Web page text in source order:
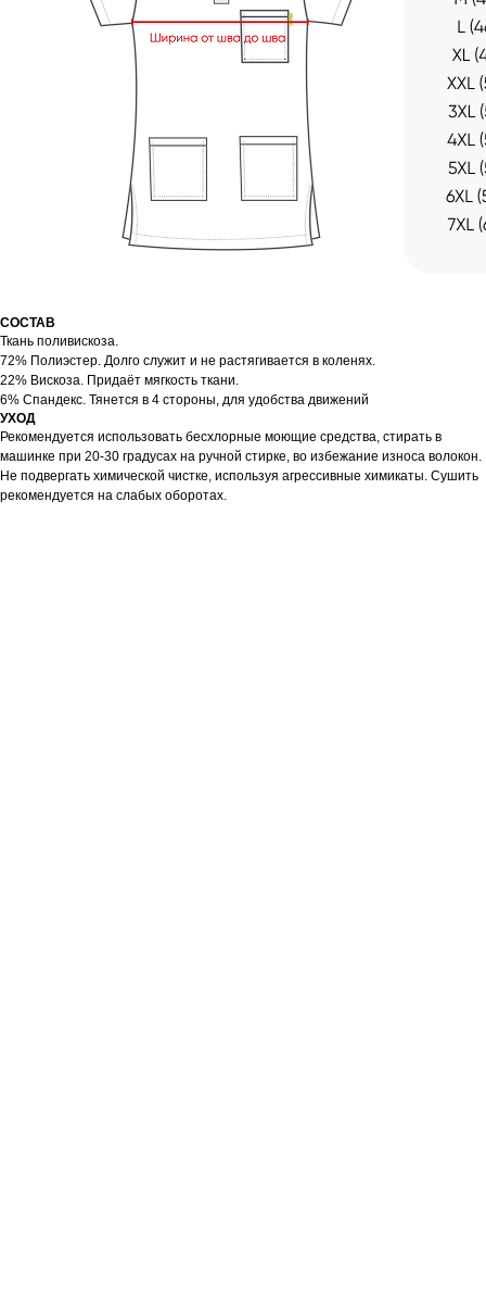
СОСТАВ
Ткань поливискоза.
72% Полиэстер. Долго служит и не растягивается в коленях.
22% Вискоза. Придаёт мягкость ткани.
6% Спандекс. Тянется в 4 стороны, для удобства движений
УХОД
Рекомендуется использовать бесхлорные моющие средства, стирать в
машинке при 20-30 градусах на ручной стирке, во избежание износа волокон.
Не подвергать химической чистке, используя агрессивные химикаты. Сушить
рекомендуется на слабых оборотах.